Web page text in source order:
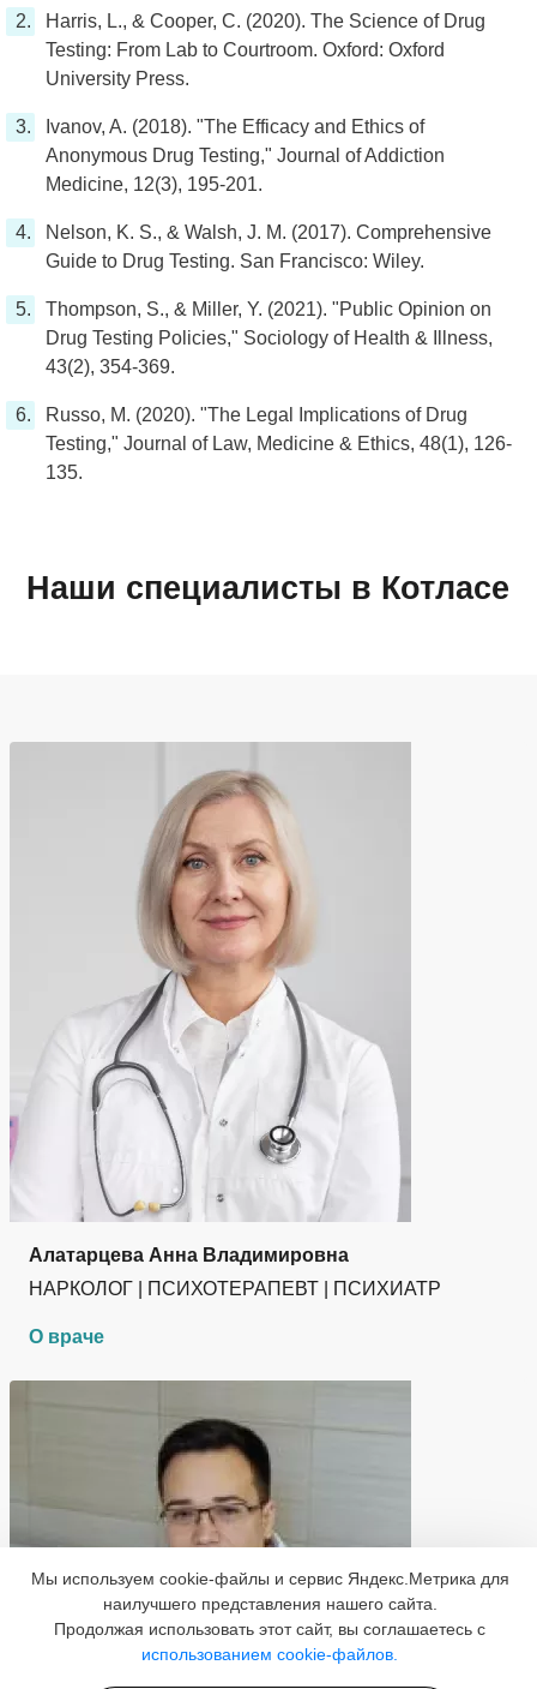
Harris, L., & Cooper, C. (2020). The Science of Drug
Testing: From Lab to Courtroom. Oxford: Oxford
University Press.
Ivanov, A. (2018). "The Efficacy and Ethics of
Anonymous Drug Testing," Journal of Addiction
Medicine, 12(3), 195-201.
Nelson, K. S., & Walsh, J. M. (2017). Comprehensive
Guide to Drug Testing. San Francisco: Wiley.
Thompson, S., & Miller, Y. (2021). "Public Opinion on
Drug Testing Policies," Sociology of Health & Illness,
43(2), 354-369.
Russo, M. (2020). "The Legal Implications of Drug
Testing," Journal of Law, Medicine & Ethics, 48(1), 126-
135.
Наши специалисты в Котласе
Алатарцева Анна Владимировна
НАРКОЛОГ | ПСИХОТЕРАПЕВТ | ПСИХИАТР
О враче
Мы используем cookie-файлы и сервис Яндекс.Метрика для
наилучшего представления нашего сайта.
Продолжая использовать этот сайт, вы соглашаетесь с
использованием cookie-файлов.